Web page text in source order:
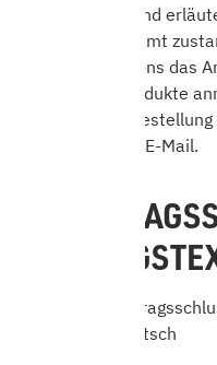
vorgesehenen und
Der Vertrag kommt
des Bestellbuttons das
enthaltenen Produkte
Absenden der
Bestätigung per E-Mail.
3.
Die für den
Sprache(n): Deutsch